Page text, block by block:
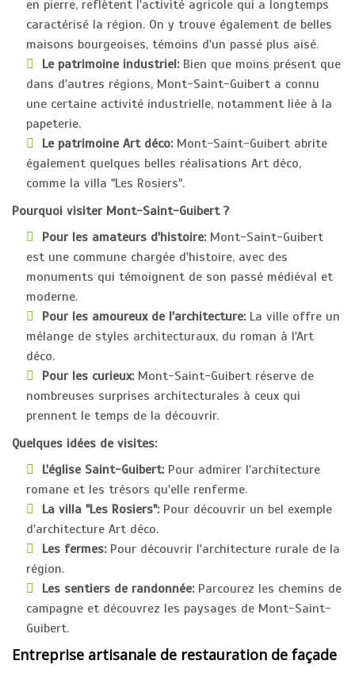
en pierre, reflètent l'activité agricole qui a longtemps
caractérisé la région. On y trouve également de belles
maisons bourgeoises, témoins d'un passé plus aisé.
Le patrimoine industriel:Bien que moins présent que
dans d'autres régions, Mont-Saint-Guibert a connu
une certaine activité industrielle, notamment liée à la
papeterie.
Le patrimoine Art déco:Mont-Saint-Guibert abrite
également quelques belles réalisations Art déco,
comme la villa "Les Rosiers".
Pourquoi visiter Mont-Saint-Guibert ?
Pour les amateurs d'histoire:Mont-Saint-Guibert
est une commune chargée d'histoire, avec des
monuments qui témoignent de son passé médiéval et
moderne.
Pour les amoureux de l'architecture:La ville offre un
mélange de styles architecturaux, du roman à l'Art
déco.
Pour les curieux:Mont-Saint-Guibert réserve de
nombreuses surprises architecturales à ceux qui
prennent le temps de la découvrir.
Quelques idées de visites:
L'église Saint-Guibert:Pour admirer l'architecture
romane et les trésors qu'elle renferme.
La villa "Les Rosiers":Pour découvrir un bel exemple
d'architecture Art déco.
Les fermes:Pour découvrir l'architecture rurale de la
région.
Les sentiers de randonnée:Parcourez les chemins de
campagne et découvrez les paysages de Mont-Saint-
Guibert.
Entreprise artisanale de restauration de façade